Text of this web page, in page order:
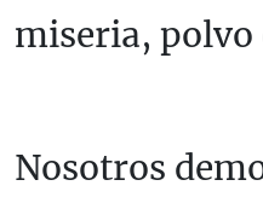
miseria, polvo
Nosotros